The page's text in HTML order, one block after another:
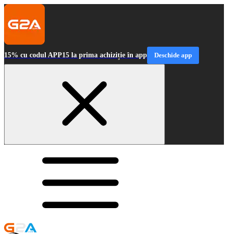
15% cu codul APP15 la prima achiziție în app Deschide app